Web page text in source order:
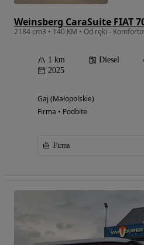
Weinsberg CaraSuite FIAT
1 km Diesel
2025
Gaj (Małopolskie)
Firma • Podbite
Firma